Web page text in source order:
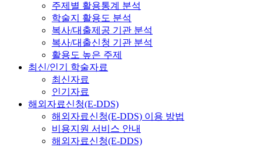
주제별 활용통계 분석
학술지 활용도 분석
복사/대출제공 기관 분석
복사/대출신청 기관 분석
활용도 높은 주제
최신/인기 학술자료
최신자료
인기자료
해외자료신청(E-DDS)
해외자료신청(E-DDS) 이용 방법
비용지원 서비스 안내
해외자료신청(E-DDS)